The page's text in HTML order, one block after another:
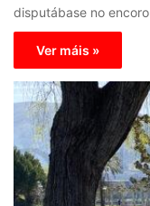
disputábase no
Ver máis »